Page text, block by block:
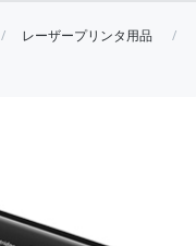
レーザープリンタ用品